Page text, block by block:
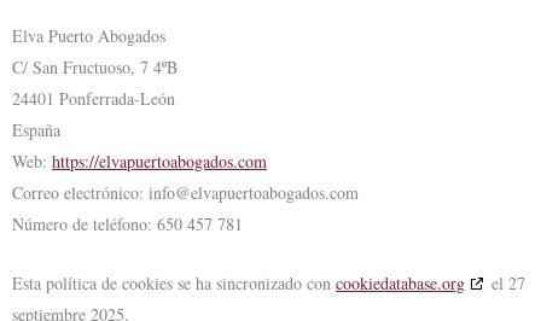
Elva Puerto Abogados
C/ San Fructuoso, 7 4ºB
24401 Ponferrada-León
España
Web: https://elvapuertoabogados.com
Correo electrónico: info@elvapuertoabogados.com
Número de teléfono: 650 457 781
Esta política de cookies se ha sincronizado con cookiedatabase.org
el 27
septiembre 2025.